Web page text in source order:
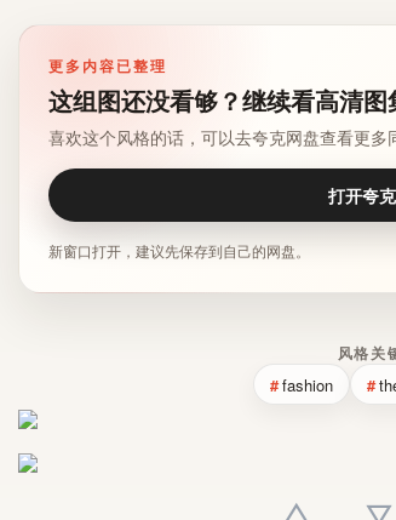
更多内容已整理
这组图还没看够？继续看高清
喜欢这个风格的话，可以去夸克网盘查看更多
打开夸
新窗口打开，建议先保存到自己的网盘。
风格关
fashion